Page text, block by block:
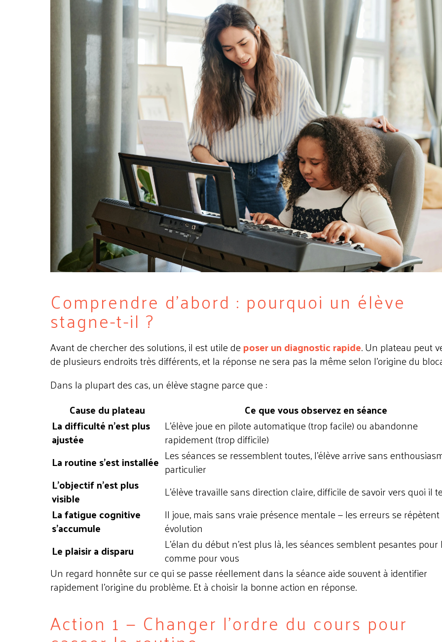
Comprendre d'abord : pourquoi un élève
stagne-t-il ?
Avant de chercher des solutions, il est utile deposer un diagnostic rapide. Un plateau peut
de plusieurs endroits très différents, et la réponse ne sera pas la même selon l'origine du
Dans la plupart des cas, un élève stagne parce que :
Cause du plateau
Ce que vous observez en séance
La difficulté n'est plus
ajustée
L'élève joue en pilote automatique (trop facile) ou abandonne
rapidement (trop difficile)
La routine s'est installée Les séances se ressemblent toutes, l'élève arrive sans
particulier
L'objectif n'est plus
visible
L'élève travaille sans direction claire, difficile de savoir vers quoi il
La fatigue cognitive
s'accumule
Il joue, mais sans vraie présence mentale — les erreurs se
évolution
Le plaisir a disparu
L'élan du début n'est plus là, les séances semblent pesantes pour
comme pour vous
Un regard honnête sur ce qui se passe réellement dans la séance aide souvent à identifier
rapidement l'origine du problème. Et à choisir la bonne action en réponse.
Action 1 — Changer l'ordre du cours pour